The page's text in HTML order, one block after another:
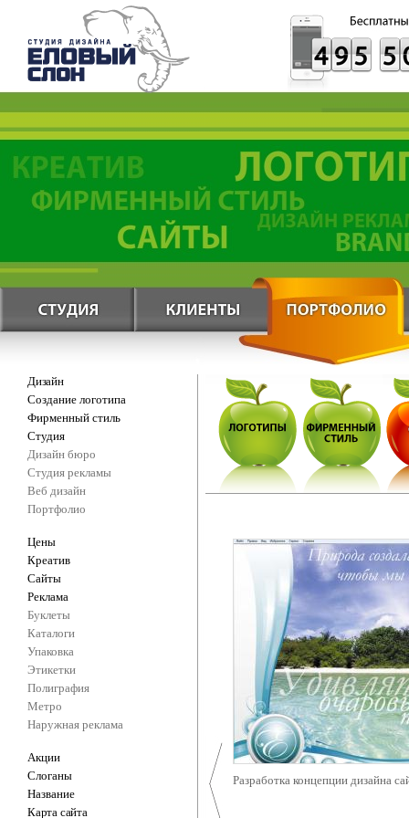
Дизайн
Создание логотипа
Фирменный стиль
Студия
Дизайн бюро
Студия рекламы
Веб дизайн
Портфолио
Цены
Креатив
Сайты
Реклама
Буклеты
Каталоги
Упаковка
Этикетки
Полиграфия
Метро
Наружная реклама
Акции
Слоганы
Название
Карта сайта
Разработка концепции дизайна